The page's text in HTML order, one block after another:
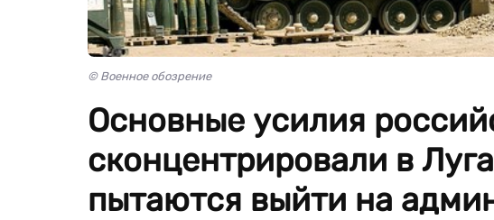
© Военное обозрение
Основные усилия
сконцентрировали в
пытаются выйти на